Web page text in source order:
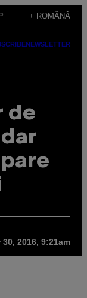
+ ROMÂNĂ
NEWSLETTER
de
30, 2016, 9:21am